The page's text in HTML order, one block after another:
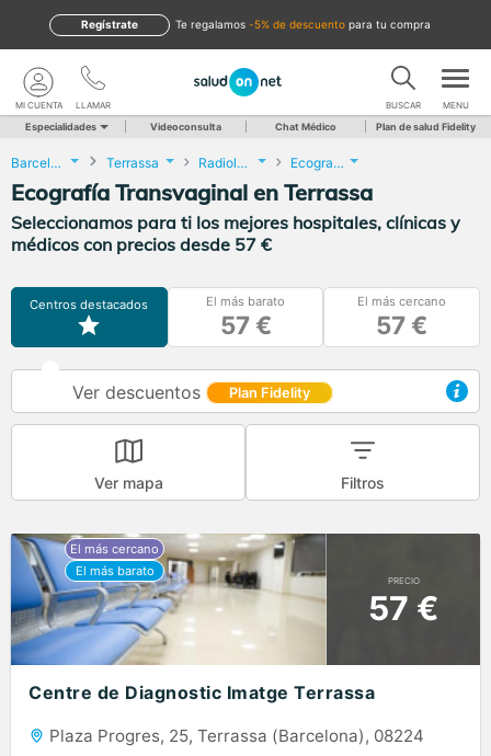
te regalamos -5% de descuento para tu compra
Regístrate
LLAMAR
MI CUENTA BUSCAR MENU
Especialidades Videoconsulta Chat Médico Plan de salud Fidelity
Barcelona Terrassa Radiología Ecografía Transvaginal
Ecografía Transvaginal en Terrassa
Seleccionamos para ti los mejores hospitales, clínicas y
médicos con precios desde 57 €
Centros destacados El más barato
57 €
El más cercano
57 €
Ver descuentos Plan Fidelity
Ver mapa Filtros
PRECIO
57 €
Centre de Diagnostic Imatge Terrassa
Plaza Progres, 25, Terrassa (Barcelona), 08224